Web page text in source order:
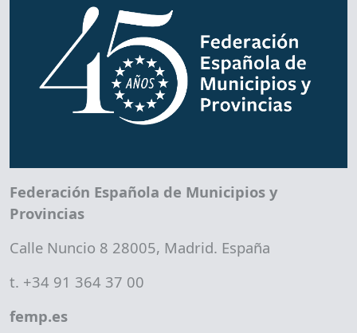
Federación Española de Municipios y
Provincias
Calle Nuncio 8 28005, Madrid. España
t. +34 91 364 37 00
femp.es